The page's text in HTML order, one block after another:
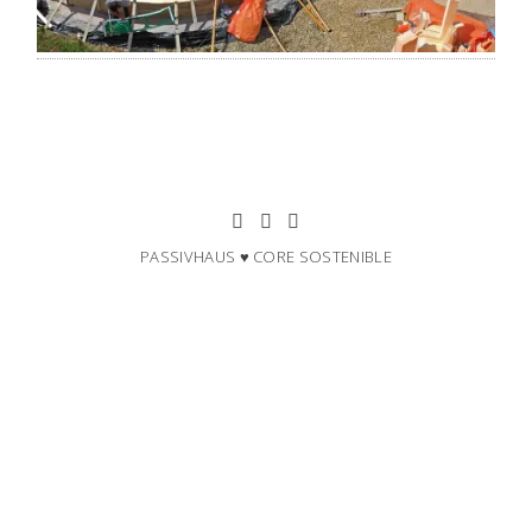
PASSIVHAUS ♥ CORE SOSTENIBLE